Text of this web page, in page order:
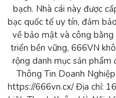
bạch. Nhà cái này được
bạc quốc tế uy tín, đảm
về bảo mật và công
triển bền vững, 666VN
rộng danh mục sản phẩm
Thông Tin Doanh
https://666vn.cx/ Địa chỉ: